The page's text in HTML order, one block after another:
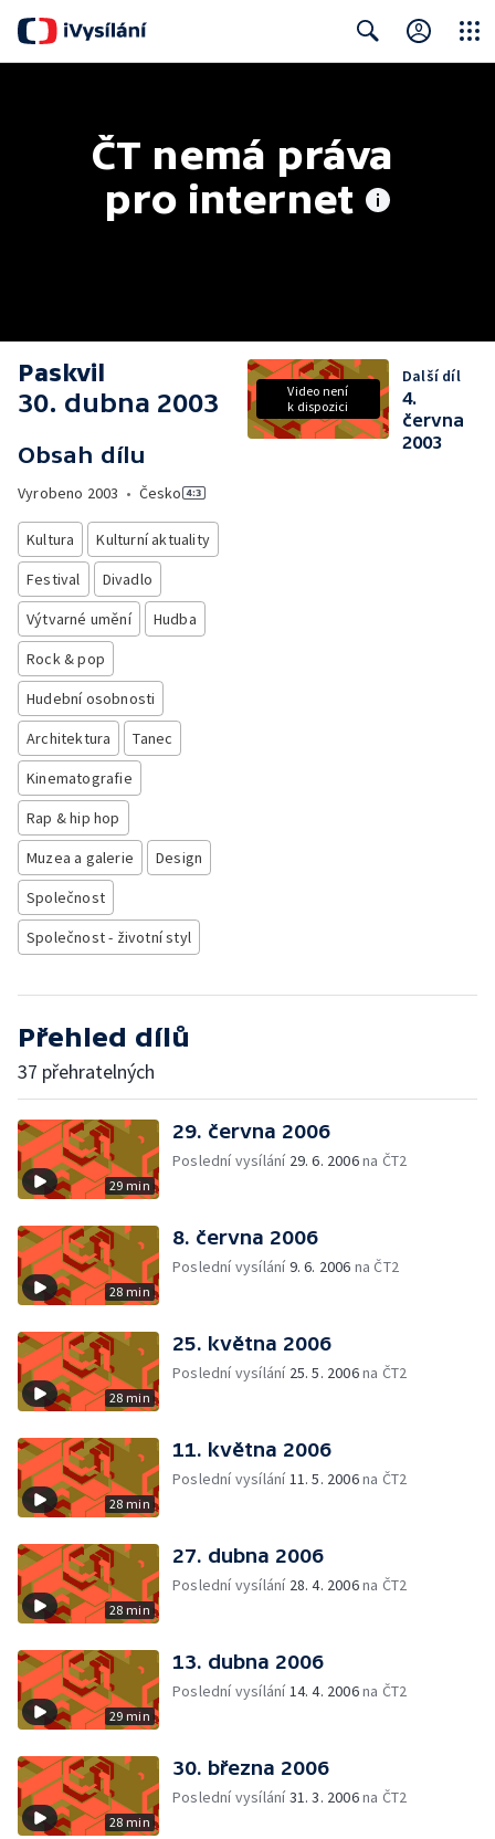
ČT nemá práva
pro internet
Paskvil
30. dubna 2003
Obsah dílu
Vyrobeno 2003 • Česko
Kultura
Kulturní aktuality
Festival
Divadlo
Výtvarné umění
Hudba
Rock & pop
Hudební osobnosti
Architektura
Tanec
Kinematografie
Rap & hip hop
Muzea a galerie
Design
Společnost
Společnost - životní styl
Video není
k dispozici
Další díl
4.
června
2003
Přehled dílů
37 přehratelných
29 min
29. června 2006
Poslední vysílání 29. 6. 2006na ČT2
28 min
8. června 2006
Poslední vysílání9. 6. 2006 na ČT2
28 min
25. května 2006
Poslední vysílání 25. 5. 2006na ČT2
28 min
11. května 2006
Poslední vysílání11. 5. 2006na ČT2
28 min
27. dubna 2006
Poslední vysílání 28. 4. 2006na ČT2
29 min
13. dubna 2006
Poslední vysílání14. 4. 2006na ČT2
28 min
30. března 2006
Poslední vysílání31. 3. 2006na ČT2